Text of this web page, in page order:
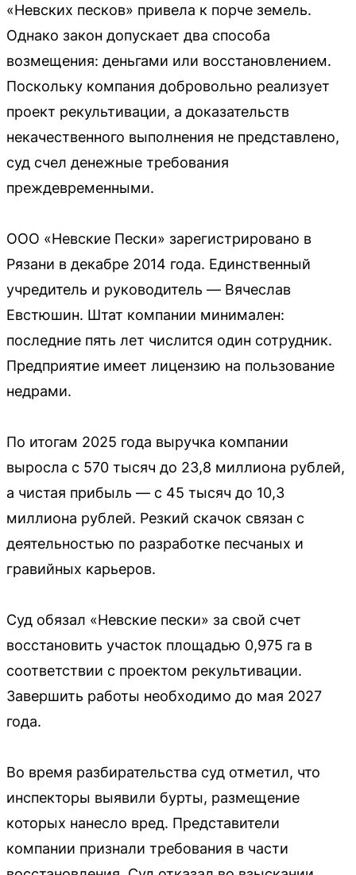
«Невских песков» привела к порче земель.
Однако закон допускает два способа
возмещения: деньгами или восстановлением.
Поскольку компания добровольно реализует
проект рекультивации, а доказательств
некачественного выполнения не представлено,
суд счел денежные требования
преждевременными.
ООО «Невские Пески» зарегистрировано в
Рязани в декабре 2014 года. Единственный
учредитель и руководитель — Вячеслав
Евстюшин. Штат компании минимален:
последние пять лет числится один сотрудник.
Предприятие имеет лицензию на пользование
недрами.
По итогам 2025 года выручка компании
выросла с 570 тысяч до 23,8 миллиона рублей,
а чистая прибыль — с 45 тысяч до 10,3
миллиона рублей. Резкий скачок связан с
деятельностью по разработке песчаных и
гравийных карьеров.
Суд обязал «Невские пески» за свой счет
восстановить участок площадью 0,975 га в
соответствии с проектом рекультивации.
Завершить работы необходимо до мая 2027
года.
Во время разбирательства суд отметил, что
инспекторы выявили бурты, размещение
которых нанесло вред. Представители
компании признали требования в части